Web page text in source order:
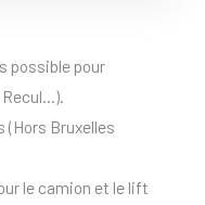
possible pour
(Hors Bruxelles
le camion et le lift